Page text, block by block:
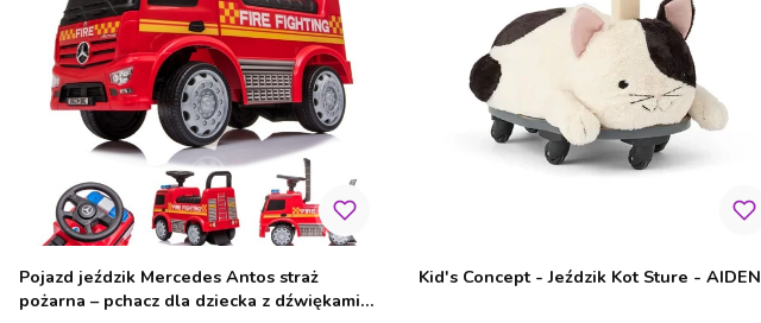
Pojazd jeździk Mercedes Antos straż
pożarna – pchacz dla dziecka z dźwiękami
Kid's Concept - Jeździk Kot Sture - AIDEN